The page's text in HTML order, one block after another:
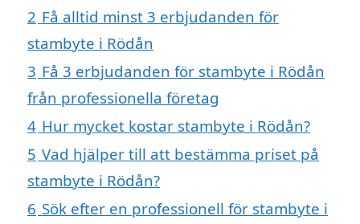
2 Få alltid minst 3 erbjudanden för
stambyte i Rödån
3 Få 3 erbjudanden för stambyte i Rödån
från professionella företag
4 Hur mycket kostar stambyte i Rödån?
5 Vad hjälper till att bestämma priset på
stambyte i Rödån?
6 Sök efter en professionell för stambyte i